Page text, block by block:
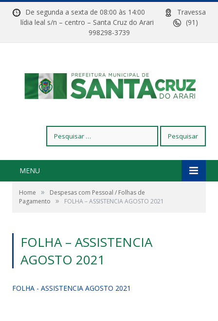
De segunda a sexta de 08:00 às 14:00
Travessa
lídia leal s/n – centro – Santa Cruz do Arari
(91)
998298-3739
por:
MENU
Home »
Despesas com Pessoal / Folhas de
Pagamento
» FOLHA – ASSISTENCIA AGOSTO 2021
FOLHA – ASSISTENCIA
AGOSTO 2021
FOLHA - ASSISTENCIA AGOSTO 2021